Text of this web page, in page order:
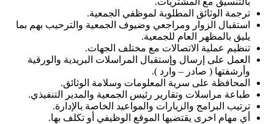
ترجمة الوثائق المطلوبة لموظفي الجمعية.
استقبال الزوار ومراجعي وضيوف الجمعية والترحيب بهم بما
يليق بالمظهر العام للجمعية.
تنظيم عملية الاتصالات مع مختلف الجهات.
العمل على إرسال وإستقبال المراسلات البريدية والورقية
وأرشفتها ( صادر – وارد ).
المحافظة على سرية المعلومات وسلامة الوثائق.
طباعة مراسلات وتقارير رئيس الجمعية والمدير التنفيذي.
ترتيب البرامج والزيارات والمواعيد الخاصة بالإدارة.
أي مهام اخرى يقتضيها الموقع الوظيفي أو تكلف بها.